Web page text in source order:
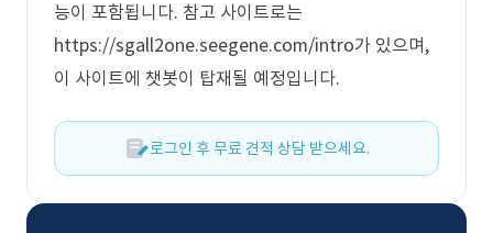
능이 포함됩니다. 참고 사이트로는
https://sgall2one.seegene.com/intro가 있으며,
이 사이트에 챗봇이 탑재될 예정입니다.
로그인 후 무료 견적 상담 받으세요.